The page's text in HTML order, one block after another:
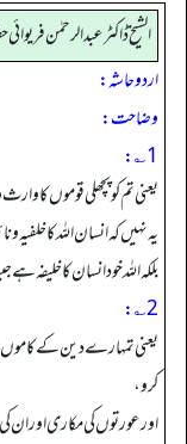
الشیخ ڈاکٹر عبد الرحمٰن
اردو حاشہ:
وضاحت:
1؎:
یعنی تم کو پچھلی قوموں کا
یہ نہیں کہ انسان اللہ کا
بلکہ اللہ خود انسان کا خلیفہ
2؎:
یعنی تمہارے دین کے کاموں
کرو،
اور عورتوں کی مکاری اور ان